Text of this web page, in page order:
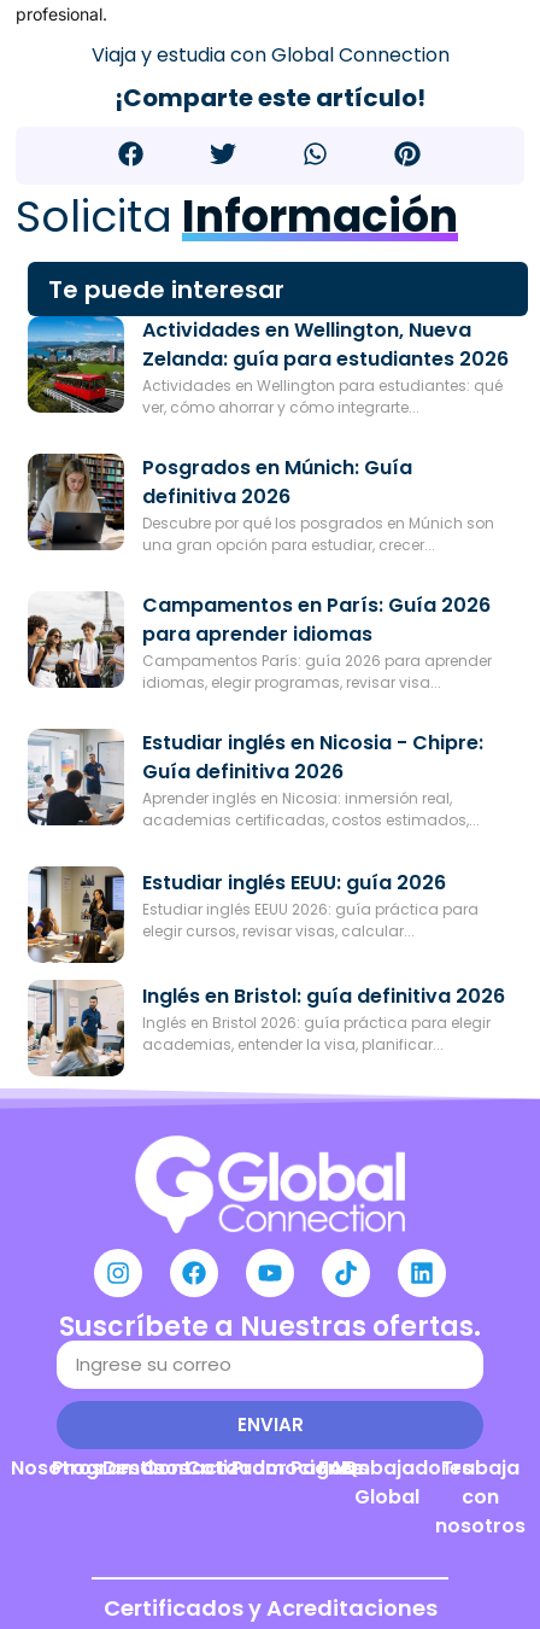
profesional.
Viaja y estudia con Global Connection
¡Comparte este artículo!
Solicita Información
Te puede interesar
Actividades en Wellington, Nueva
Zelanda: guía para estudiantes 2026
Actividades en Wellington para estudiantes: qué
ver, cómo ahorrar y cómo integrarte...
Posgrados en Múnich: Guía
definitiva 2026
Descubre por qué los posgrados en Múnich son
una gran opción para estudiar, crecer...
Campamentos en París: Guía 2026
para aprender idiomas
Campamentos París: guía 2026 para aprender
idiomas, elegir programas, revisar visa...
Estudiar inglés en Nicosia - Chipre:
Guía definitiva 2026
Aprender inglés en Nicosia: inmersión real,
academias certificadas, costos estimados,...
Estudiar inglés EEUU: guía 2026
Estudiar inglés EEUU 2026: guía práctica para
elegir cursos, revisar visas, calcular...
Inglés en Bristol: guía definitiva 2026
Inglés en Bristol 2026: guía práctica para elegir
academias, entender la visa, planificar...
Suscríbete a Nuestras ofertas.
ENVIAR
Nosotros
Programas
Destinos
Contacto
Cotizador
Promociones
Pagos
FAQs
Embajadores
Global
Trabaja
con
nosotros
Certificados y Acreditaciones